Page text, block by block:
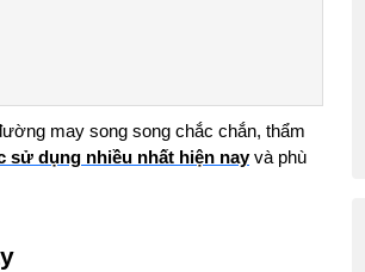
may song song chắc chắn, thẩm
sử dụng nhiều nhất hiện nay và phù